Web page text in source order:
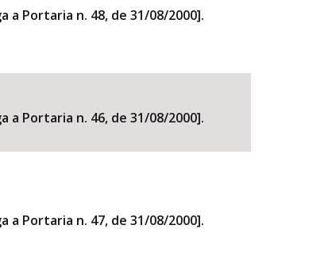
Portaria n. 48, de 31/08/2000].
Portaria n. 46, de 31/08/2000].
Portaria n. 47, de 31/08/2000].